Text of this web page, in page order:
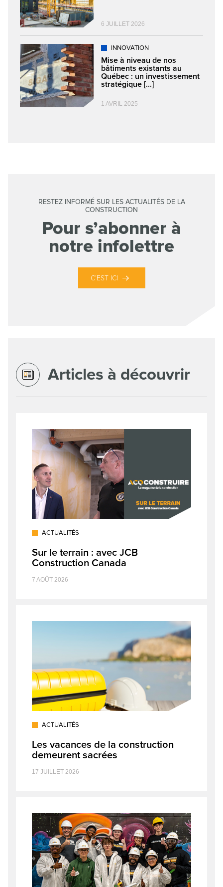
6 JUILLET 2026
INNOVATION
Mise à niveau de nos
bâtiments existants au
Québec : un investissement
stratégique [...]
1 AVRIL 2025
RESTEZ INFORMÉ SUR LES ACTUALITÉS DE LA
CONSTRUCTION
Pour s’abonner à
notre infolettre
C’EST ICI
Articles à découvrir
ACTUALITÉS
Sur le terrain : avec JCB
Construction Canada
7 AOÛT 2026
ACTUALITÉS
Les vacances de la construction
demeurent sacrées
17 JUILLET 2026